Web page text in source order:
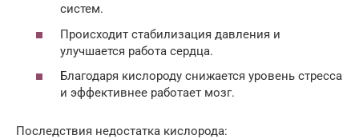
систем.
Происходит стабилизация давления и
улучшается работа сердца.
Благодаря кислороду снижается уровень стресса
и эффективнее работает мозг.
Последствия недостатка кислорода: